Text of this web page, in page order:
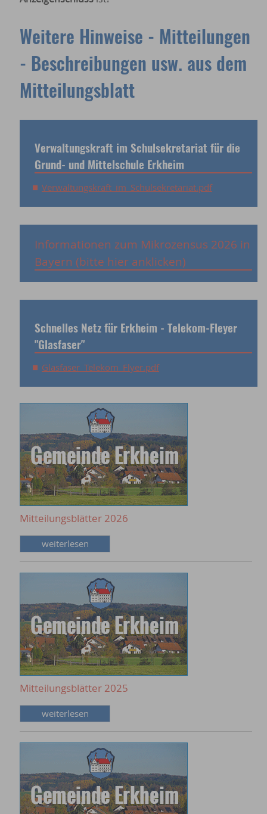
Weitere Hinweise - Mitteilungen
- Beschreibungen usw. aus dem
Mitteilungsblatt
Verwaltungskraft im Schulsekretariat für die
Grund- und Mittelschule Erkheim
Verwaltungskraft_im_Schulsekretariat.pdf
Informationen zum Mikrozensus 2026 in
Bayern (bitte hier anklicken)
Schnelles Netz für Erkheim - Telekom-Fleyer
"Glasfaser"
Glasfaser_Telekom_Flyer.pdf
Mitteilungsblätter 2026
weiterlesen
Mitteilungsblätter 2025
weiterlesen